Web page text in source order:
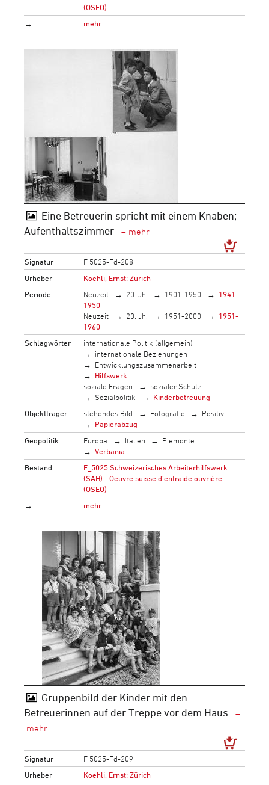
(OSEO)
→
mehr…
Eine Betreuerin spricht mit einem Knaben;
Aufenthaltszimmer
Signatur
F 5025-Fd-208
Urheber
Koehli, Ernst: Zürich
Periode
Neuzeit 20. Jh. 1901-1950
1941-
1950
Neuzeit
20. Jh. 1951-2000
1951-
1960
Schlagwörter
internationale Politik (allgemein)
internationale Beziehungen
Entwicklungszusammenarbeit
Hilfswerk
soziale Fragen
sozialer Schutz
Sozialpolitik
Kinderbetreuung
Objektträger
stehendes Bild Fotografie
Positiv
Papierabzug
Geopolitik
Europa Italien
Piemonte
Verbania
Bestand
F_5025 Schweizerisches Arbeiterhilfswerk
(SAH) - Oeuvre suisse d'entraide ouvrière
(OSEO)
→
mehr…
Gruppenbild der Kinder mit den
Betreuerinnen auf der Treppe vor dem Haus
Signatur
F 5025-Fd-209
Urheber
Koehli, Ernst: Zürich